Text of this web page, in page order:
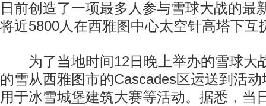
日前创造了一项最多人参与雪球大战的最
将近5800人在西雅图中心太空针高塔下互
为了当地时间12日晚上举办的雪球大
的雪从西雅图市的Cascades区运送到活
用于冰雪城堡建筑大赛等活动。据悉，当